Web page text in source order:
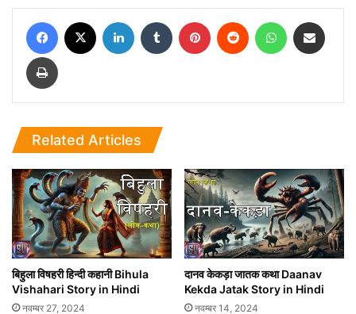
Facebook LinkedIn Tumblr Pinterest Reddit WhatsApp
Print
Related Articles
बिहुला विषहरी हिन्दी कहानी Bihula
Vishahari Story in Hindi
नवम्बर 27, 2024
दानव केकड़ा जातक कथा Daanav
Kekda Jatak Story in Hindi
नवम्बर 14, 2024